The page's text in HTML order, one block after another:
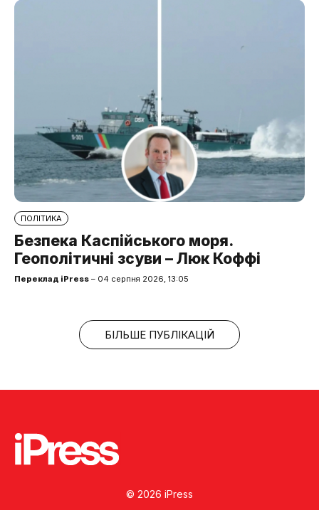
ПОЛІТИКА
Безпека Каспійського моря.
Геополітичні зсуви – Люк Коффі
Переклад iPress – 04 серпня 2026, 13:05
БІЛЬШЕ ПУБЛІКАЦІЙ
© 2026 iPress